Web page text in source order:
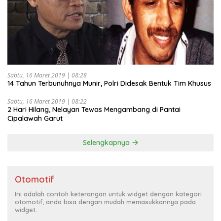
Sabtu, 16 Maret 2019 | 08:28
14 Tahun Terbunuhnya Munir, Polri Didesak Bentuk Tim Khusus
Sabtu, 16 Maret 2019 | 08:22
2 Hari Hilang, Nelayan Tewas Mengambang di Pantai
Cipalawah Garut
Selengkapnya
Otomotif
Ini adalah contoh keterangan untuk widget dengan kategori
otomotif, anda bisa dengan mudah memasukkannya pada
widget.